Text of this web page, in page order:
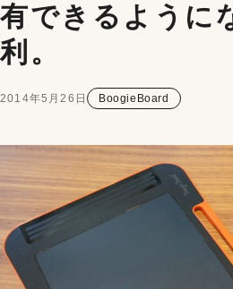
有できるように
利。
2014年5月26日 BoogieBoard